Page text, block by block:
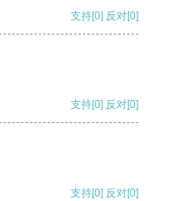
支持[0] 反对[0]
支持[0] 反对[0]
支持[0] 反对[0]